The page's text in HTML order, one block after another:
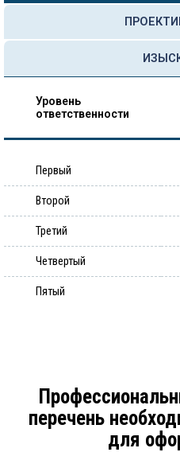
Уровень
ответственности
Первый
Второй
Третий
Четвертый
Пятый
перечень
для